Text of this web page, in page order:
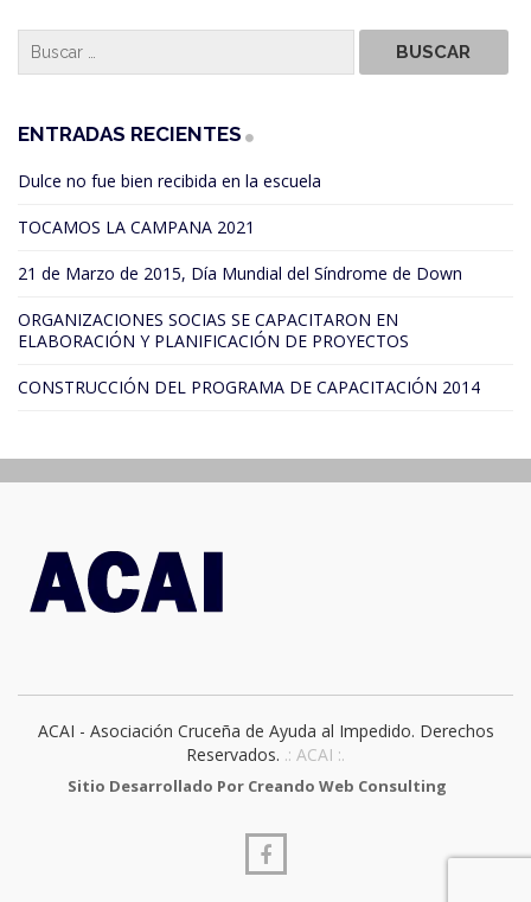
ENTRADAS RECIENTES
Dulce no fue bien recibida en la escuela
TOCAMOS LA CAMPANA 2021
21 de Marzo de 2015, Día Mundial del Síndrome de Down
ORGANIZACIONES SOCIAS SE CAPACITARON EN
ELABORACIÓN Y PLANIFICACIÓN DE PROYECTOS
CONSTRUCCIÓN DEL PROGRAMA DE CAPACITACIÓN 2014
ACAI - Asociación Cruceña de Ayuda al Impedido. Derechos
Reservados. .: ACAI :.
Sitio Desarrollado Por Creando Web Consulting